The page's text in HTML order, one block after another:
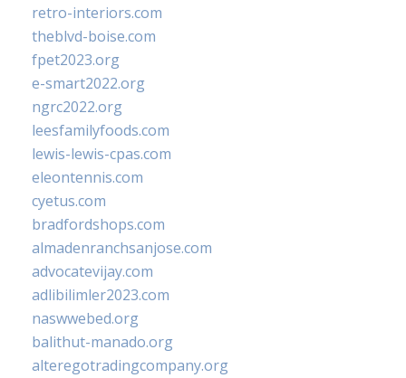
retro-interiors.com
theblvd-boise.com
fpet2023.org
e-smart2022.org
ngrc2022.org
leesfamilyfoods.com
lewis-lewis-cpas.com
eleontennis.com
cyetus.com
bradfordshops.com
almadenranchsanjose.com
advocatevijay.com
adlibilimler2023.com
naswwebed.org
balithut-manado.org
alteregotradingcompany.org